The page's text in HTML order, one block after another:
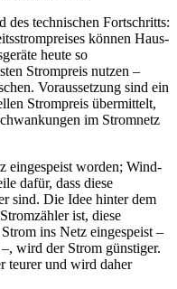
des technischen Fortschritts:
können Haus-
heute so
Strompreis nutzen –
Voraussetzung sind ein
Strompreis übermittelt,
im Stromnetz
eingespeist worden; Wind-
dafür, dass diese
sind. Die Idee hinter dem
ist, diese
ins Netz eingespeist –
wird der Strom günstiger.
teurer und wird daher